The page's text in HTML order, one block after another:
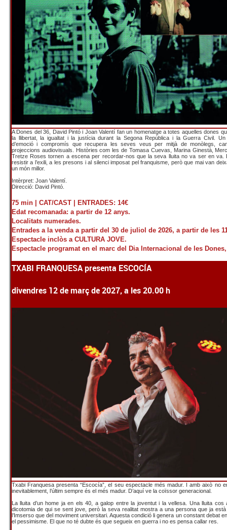
A Dones del 36, David Pintó i Joan Valentí fan un homenatge a totes aquelles dones
la llibertat, la igualtat i la justícia durant la Segona República i la Guerra Civil. Un
d’emoció i compromís que recupera les seves veus per mitjà de monòlegs,
projeccions audiovisuals. Històries com les de Tomasa Cuevas, Marina Ginestà,
Tretze Roses tornen a escena per recordar-nos que la seva lluita no va ser en va.
resistir a l’exili, a les presons i al silenci imposat pel franquisme, però que mai van
un món millor.
Intèrpret: Joan Valentí.
Direcció: David Pintó.
75 min | CAT/CAST |
ENTRADES: 14€
Edat recomanada: a partir de 12 anys.
Localitats numerades.
Entrades a la venda a partir del 30 de juliol de 2026, a partir de les
Espectacle inclòs a CULTURA JOVE.
Espectacle programat en el marc del Dia Internacional de les
TXABI FRANQUESA presenta ESCOCÍA
divendres 12 de març de 2027, a les 20.00 h
Txabi Franquesa presenta “Escocía”, el seu espectacle més madur. I amb això no
inevitablement, l’últim sempre és el més madur. D’aquí ve la coïssor generacional.
La lluita d’un home ja en els 40, a galop entre la joventut i la vellesa. Una lluita
dicotomia de qui se sent jove, però la seva realitat mostra a una persona que ja
l’Imserso que del moviment universitari. Aquesta condició li genera un constant debat
el pessimisme. El que no té dubte és que segueix en guerra i no es pensa callar res.